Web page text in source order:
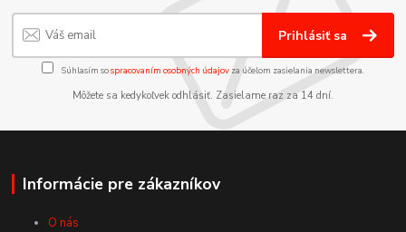
Prihlásiť sa
Súhlasím sospracovaním osobných údajov za účelom zasielania newslettera.
Môžete sa kedykoľvek odhlásiť. Zasielame raz za 14 dní.
Informácie pre zákazníkov
O nás